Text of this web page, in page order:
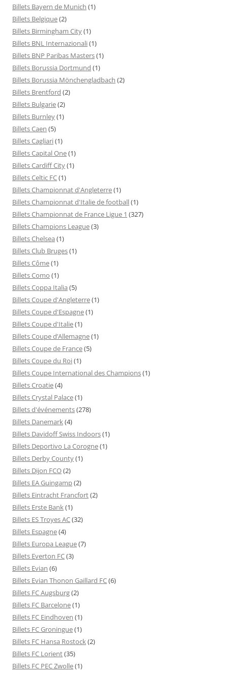
Billets Bayern de Munich (1)
Billets Belgique(2)
Billets Birmingham City(1)
Billets BNL Internazionali(1)
Billets BNP Paribas Masters(1)
Billets Borussia Dortmund (1)
Billets Borussia Mönchengladbach (2)
Billets Brentford (2)
Billets Bulgarie(2)
Billets Burnley(1)
Billets Caen (5)
Billets Cagliari(1)
Billets Capital One(1)
Billets Cardiff City(1)
Billets Celtic FC(1)
Billets Championnat d'Angleterre(1)
Billets Championnat d'Italie de football(1)
Billets Championnat de France Ligue 1 (327)
Billets Champions League(3)
Billets Chelsea (1)
Billets Club Bruges(1)
Billets Côme(1)
Billets Como (1)
Billets Coppa Italia (5)
Billets Coupe d'Angleterre(1)
Billets Coupe d'Espagne(1)
Billets Coupe d'Italie(1)
Billets Coupe d’Allemagne(1)
Billets Coupe de France(5)
Billets Coupe du Roi(1)
Billets Coupe International des Champions(1)
Billets Croatie(4)
Billets Crystal Palace(1)
Billets d'événements(278)
Billets Danemark(4)
Billets Davidoff Swiss Indoors(1)
Billets Deportivo La Corogne(1)
Billets Derby County(1)
Billets Dijon FCO(2)
Billets EA Guingamp(2)
Billets Eintracht Francfort(2)
Billets Erste Bank(1)
Billets ES Troyes AC(32)
Billets Espagne(4)
Billets Europa League(7)
Billets Everton FC(3)
Billets Evian (6)
Billets Evian Thonon Gaillard FC(6)
Billets FC Augsburg(2)
Billets FC Barcelone(1)
Billets FC Eindhoven (1)
Billets FC Groningue(1)
Billets FC Hansa Rostock(2)
Billets FC Lorient(35)
Billets FC PEC Zwolle(1)